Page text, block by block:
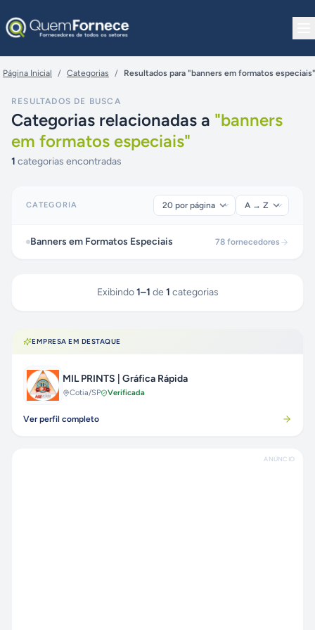
Página Inicial / Categorias / Resultados para "banners em formatos especiais"
RESULTADOS DE BUSCA
Categorias relacionadas a "banners
em formatos especiais"
1 categorias encontradas
CATEGORIA
Banners em Formatos Especiais 78 fornecedores
Exibindo 1–1 de 1 categorias
EMPRESA EM DESTAQUE
MIL PRINTS | Gráfica Rápida
Cotia/SP Verificada
Ver perfil completo
ANÚNCIO